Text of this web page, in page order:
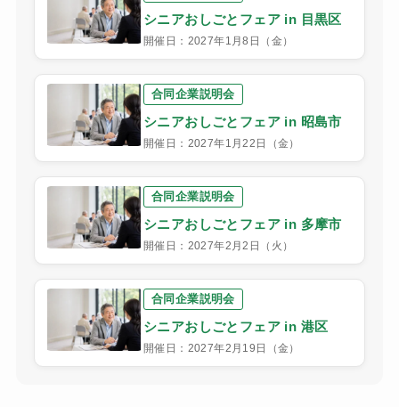
シニアおしごとフェア in 目黒区
開催日：2027年1月8日（金）
合同企業説明会
シニアおしごとフェア in 昭島市
開催日：2027年1月22日（金）
合同企業説明会
シニアおしごとフェア in 多摩市
開催日：2027年2月2日（火）
合同企業説明会
シニアおしごとフェア in 港区
開催日：2027年2月19日（金）